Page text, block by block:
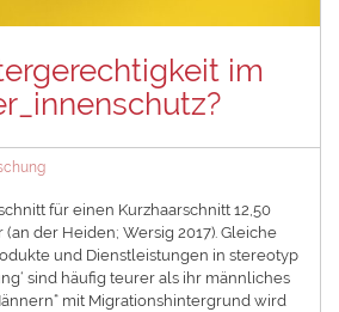
im
für einen Kurzhaarschnitt 12,50
der Heiden; Wersig 2017). Gleiche
und Dienstleistungen in stereotyp
sind häufig teurer als ihr männliches
mit Migrationshintergrund wird